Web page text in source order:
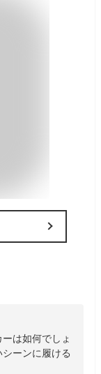
は如何でしょ
ーンに履ける